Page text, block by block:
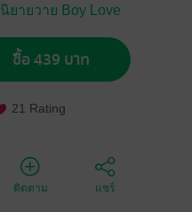
นิยายวาย Boy Love
ซื้อ 439 บาท
21 Rating
ติดตาม แชร์